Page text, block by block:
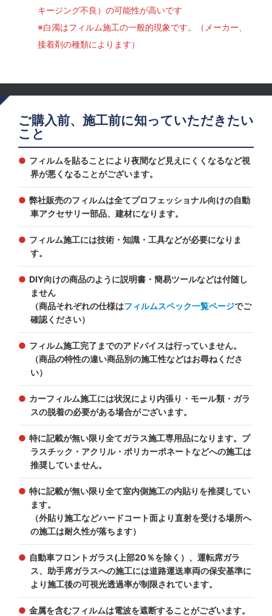
キージング不良）の可能性が高いです
※白濁はフィルム施工の一般的現象です。（メーカー、
接着剤の種類によります）
ご購入前、施工前に知っていただきたい
こと
フィルムを貼ることにより夜間など見えにくくなるなど視
界が悪くなることがございます。
弊社販売のフィルムは全てプロフェッショナル向けの自動
車アクセサリー部品、建材になります。
フィルム施工には技術・知識・工具などが必要になりま
す。
DIY向けの商品のように説明書・簡易ツールなどは付随し
ません
（商品それぞれの仕様はフィルムスペック一覧ページでご
確認ください）
フィルム施工完了までのアドバイスは行っていません。
（商品の特性の違い商品別の施工性などはお尋ねくださ
い）
カーフィルム施工には状況により内張り・モール類・ガラ
スの脱着の必要がある場合がございます。
特に記載が無い限り全てガラス施工専用品になります。プ
ラスチック・アクリル・ポリカーポネートなどへの施工は
推奨していません。
特に記載が無い限り全て室内側施工の内貼りを推奨してい
ます。
（外貼り施工などハードコート面より直射を受ける場所へ
の施工は耐久性が落ちます）
自動車フロントガラス(上部20％を除く）、運転席ガラ
ス、助手席ガラスへの施工には道路運送車両の保安基準に
より施工後の可視光透過率が制限されています。
金属を含むフィルムは電波を遮断することがございます。